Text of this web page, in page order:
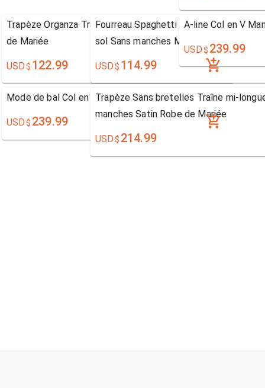
Trapèze Organza Traîne asymétrique Col en V Robe
de Mariée
USD$ 122.99
Fourreau Spaghetti Avec bretelles
sol Sans manches Mousseline
Mariée
USD$ 114.99
A-line Col en V
USD$ 239.99
Mode de bal Col en V Manche courte Tulle
USD$ 239.99
Trapèze Sans bretelles Traîne mi-
manches Satin Robe de Mariée
USD$ 214.99